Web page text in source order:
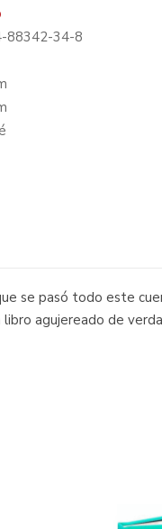
88342-34-8
se pasó todo este
agujereado de